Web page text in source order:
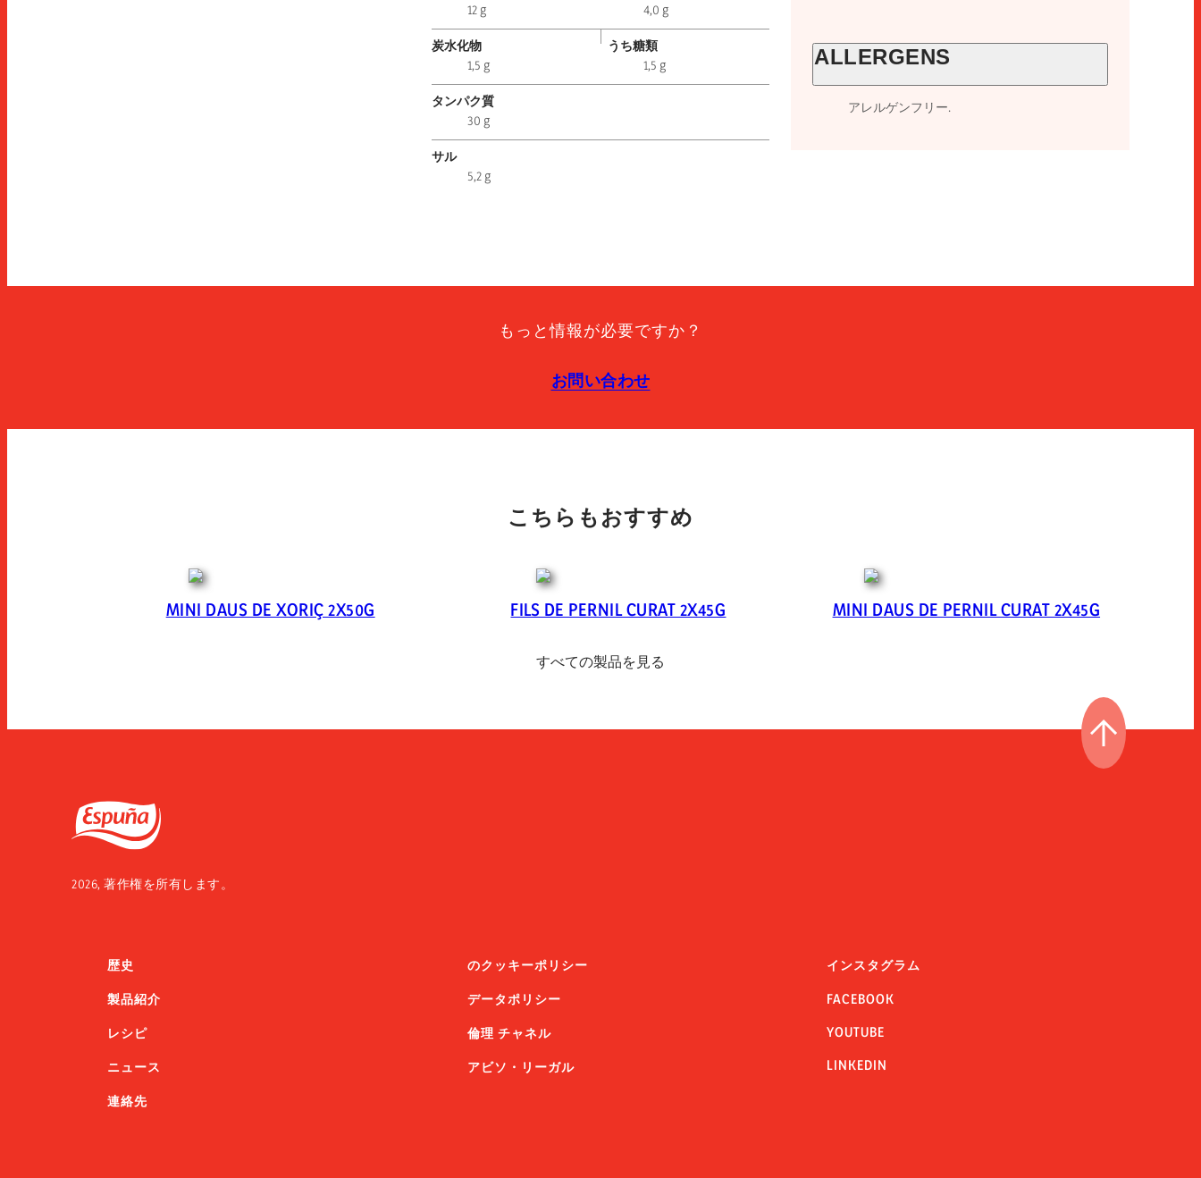
12 g
4,0 g
炭水化物
1,5 g
うち糖類
1,5 g
タンパク質
30 g
サル
5,2 g
ALLERGENS
アレルゲンフリー
もっと情報が必要ですか？
お問い合わせ
こちらもおすすめ
MINI DAUS DE XORIÇ 2X50G FILS DE PERNIL CURAT 2X45G MINI DAUS DE PERNIL CURAT 2X45G
すべての製品を見る
Espuña
2026, 著作権を所有します。
歴史
製品紹介
レシピ
ニュース
連絡先
のクッキーポリシー
データポリシー
倫理 チャネル
アビソ・リーガル
インスタグラム
FACEBOOK
YOUTUBE
LINKEDIN
ページの先頭